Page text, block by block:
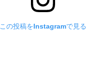
この投稿をInstagramで見る